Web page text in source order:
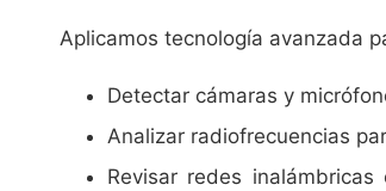
Aplicamos tecnología avanzada
Detectar cámaras y
Analizar radiofrecuencias
Revisar redes